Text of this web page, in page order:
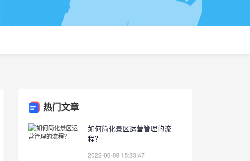
热门文章
如何简化景区运营管理的流
程？
2022-06-08 15:33:47